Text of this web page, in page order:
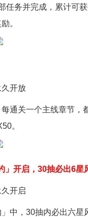
任务并完成，累计可
。
久开放
通关一个主线章节
。
」开启，30抽必出6星
久开启
中，30抽内必出六